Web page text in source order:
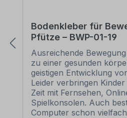
Bodenkleber für
Pfütze – BWP-01-19
Ausreichende
zu einer gesunden
geistigen Entwicklung
Leider verbringen
Zeit mit Fernsehen,
Spielkonsolen. Auch
Computer schon